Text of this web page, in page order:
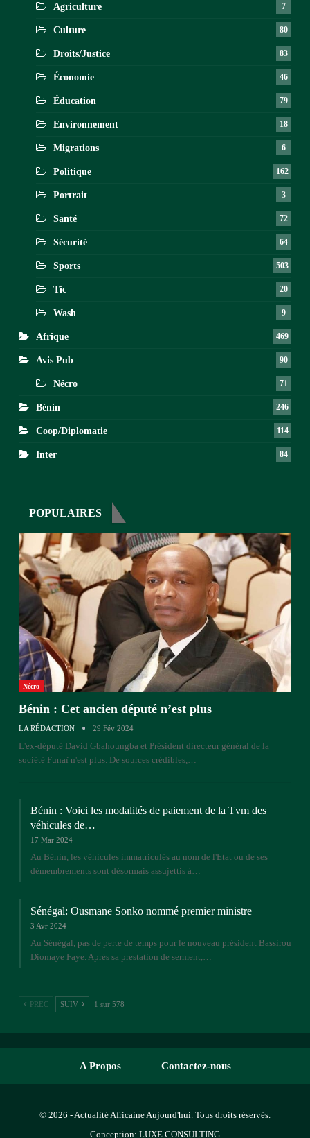
Agriculture 7
Culture 80
Droits/Justice 83
Économie 46
Éducation 79
Environnement 18
Migrations 6
Politique 162
Portrait 3
Santé 72
Sécurité 64
Sports 503
Tic 20
Wash 9
Afrique 469
Avis Pub 90
Nécro 71
Bénin 246
Coop/Diplomatie 114
Inter 84
POPULAIRES
Nécro
Bénin : Cet ancien député n’est plus
LA RÉDACTION 29 Fév 2024
L'ex-député David Gbahoungba et Président directeur général de la
société Funaï n'est plus. De sources crédibles,…
Bénin : Voici les modalités de paiement de la Tvm des
véhicules de…
17 Mar 2024
Au Bénin, les véhicules immatriculés au nom de l'Etat ou de ses
démembrements sont désormais assujettis à…
Sénégal: Ousmane Sonko nommé premier ministre
3 Avr 2024
Au Sénégal, pas de perte de temps pour le nouveau président Bassirou
Diomaye Faye. Après sa prestation de serment,…
PREC SUIV 1 sur 578
A Propos Contactez-nous
© 2026 - Actualité Africaine Aujourd'hui. Tous droits réservés.
Conception: LUXE CONSULTING